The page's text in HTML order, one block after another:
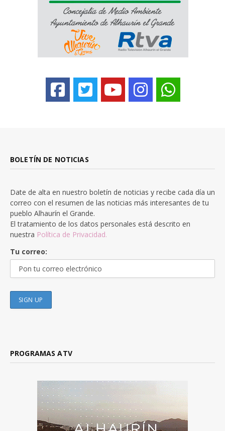
BOLETÍN DE NOTICIAS
Date de alta en nuestro boletín de noticias y recibe cada día un
correo con el resumen de las noticias más interesantes de tu
pueblo Alhaurín el Grande.
El tratamiento de los datos personales está descrito en
nuestra Política de Privacidad.
Tu correo:
PROGRAMAS ATV